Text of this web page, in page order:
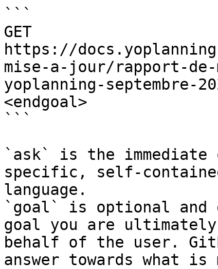
```
GET
https://
mise-a-jour/rapport-
yoplanning-septembre-
<endgoal>
```
`ask` is the
specific, self-
language.
`goal` is optional and
goal you are
behalf of the user.
answer towards what